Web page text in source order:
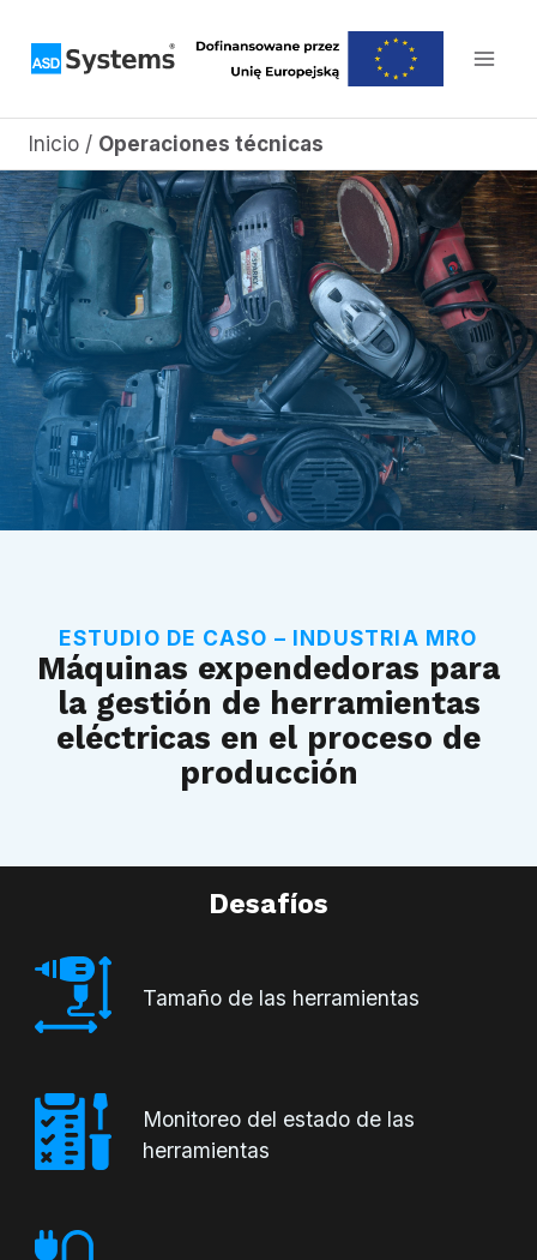
Inicio / Operaciones técnicas
ESTUDIO DE CASO – INDUSTRIA MRO
Máquinas expendedoras para
la gestión de herramientas
eléctricas en el proceso de
producción
Desafíos
Tamaño de las herramientas
Monitoreo del estado de las
herramientas